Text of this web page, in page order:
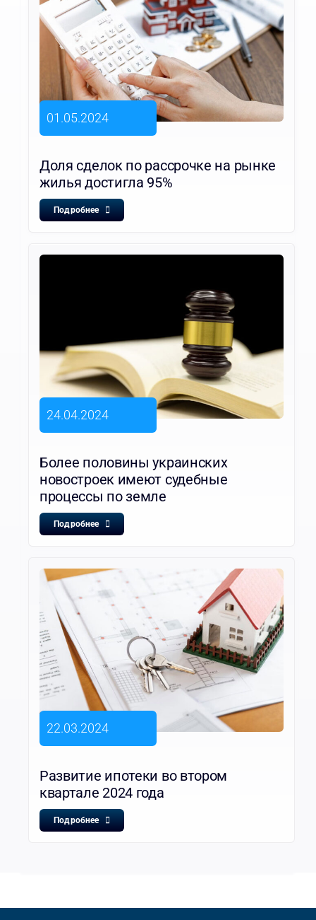
01.05.2024
Доля сделок по рассрочке на рынке
жилья достигла 95%
Подробнее
24.04.2024
Более половины украинских
новостроек имеют судебные
процессы по земле
Подробнее
22.03.2024
Развитие ипотеки во втором
квартале 2024 года
Подробнее